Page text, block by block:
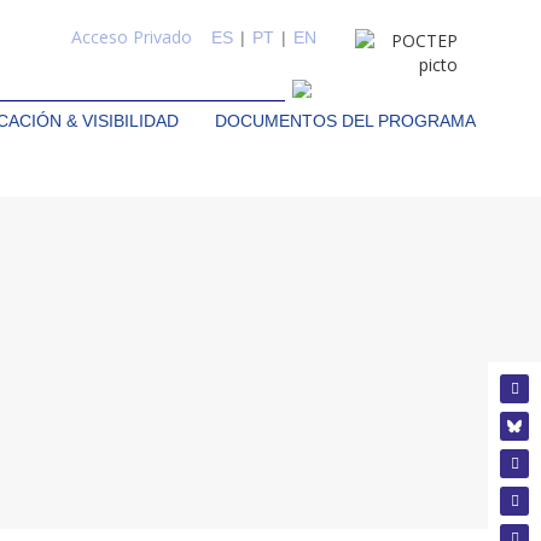
Acceso Privado ES | PT | EN
& VISIBILIDAD DOCUMENTOS DEL PROGRAMA